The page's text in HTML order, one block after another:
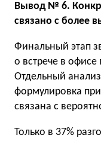
Вывод № 6.
связано с более
Финальный этап
о встрече в
Отдельный анализ
формулировка
связана с
Только в 37%